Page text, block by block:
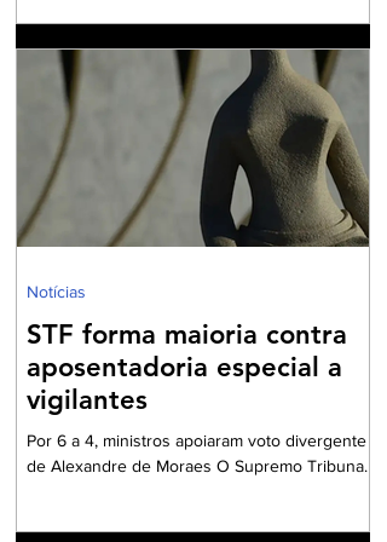
filhos exclusivos do falecido oriundos de
relacionamentos anteriores —, o medo da
perda do teto costuma ser uma preocupação
recorrente. A indagação central que norteia
este artigo pode ser resumida em uma dúvida
comum e frequente: "É verdade que quando
meu marido falecer
STF forma maioria contra
aposentadoria especial a
vigilantes
Por 6 a 4, ministros apoiaram voto divergente
de Alexandre de Moraes O Supremo Tribunal
Notícias